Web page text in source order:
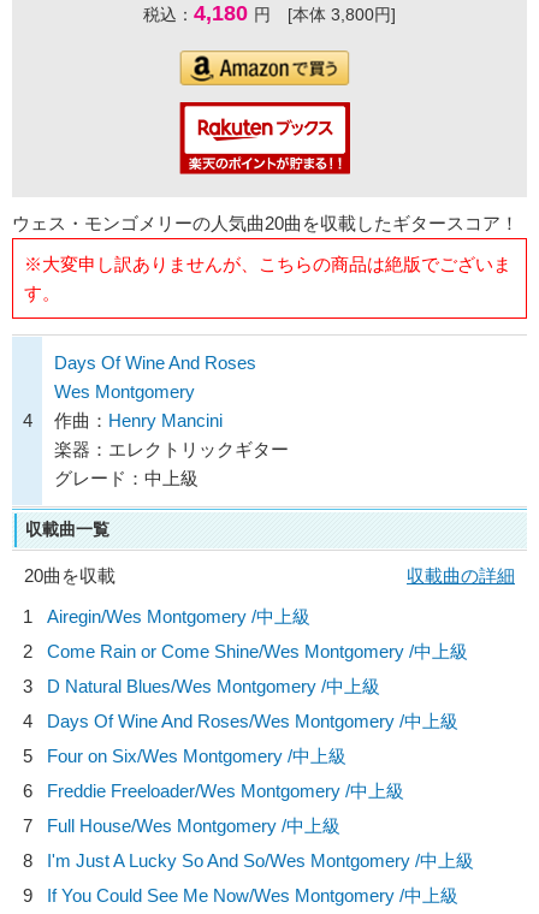
税込： 4,180 円 [本体 3,800円]
ウェス・モンゴメリーの人気曲20曲を収載したギタースコア！
※大変申し訳ありませんが、こちらの商品は絶版でございま
す。
4
Days Of Wine And Roses
Wes Montgomery
作曲： Henry Mancini
楽器：エレクトリックギター
グレード：中上級
収載曲一覧
20曲を収載
収載曲の詳細
1
Airegin/Wes Montgomery /中上級
2
Come Rain or Come Shine/Wes Montgomery /中上級
3
D Natural Blues/Wes Montgomery /中上級
4
Days Of Wine And Roses/Wes Montgomery /中上級
5
Four on Six/Wes Montgomery /中上級
6
Freddie Freeloader/Wes Montgomery /中上級
7
Full House/Wes Montgomery /中上級
8
I'm Just A Lucky So And So/Wes Montgomery /中上級
9
If You Could See Me Now/Wes Montgomery /中上級